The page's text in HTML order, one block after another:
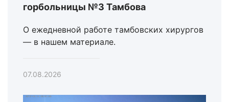
горбольницы №3 Тамбова
О ежедневной работе тамбовских хирургов
— в нашем материале.
07.08.2026